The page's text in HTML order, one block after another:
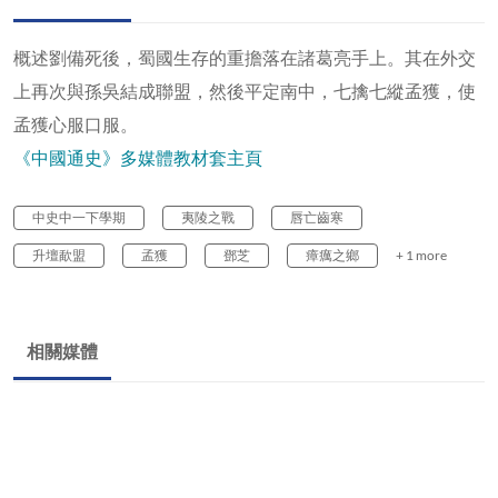
概述劉備死後，蜀國生存的重擔落在諸葛亮手上。其在外交
上再次與孫吳結成聯盟，然後平定南中，七擒七縱孟獲，使
孟獲心服口服。
《中國通史》多媒體教材套主頁
中史中一下學期 夷陵之戰 唇亡齒寒
升壇歃盟 孟獲 鄧芝 瘴癘之鄉 + 1 more
相關媒體